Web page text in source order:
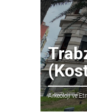
Arkeoloji ve